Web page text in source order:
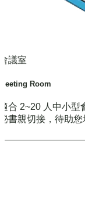
議室
Room
合 2~20 人中小型
書親切接，待助您